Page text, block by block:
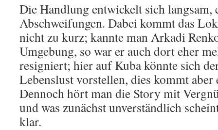
Die Handlung entwickelt sich langsam,
Abschweifungen. Dabei kommt das
nicht zu kurz; kannte man Arkadi
Umgebung, so war er auch dort eher
resigniert; hier auf Kuba könnte sich
Lebenslust vorstellen, dies kommt aber
Dennoch hört man die Story mit
und was zunächst unverständlich
klar.